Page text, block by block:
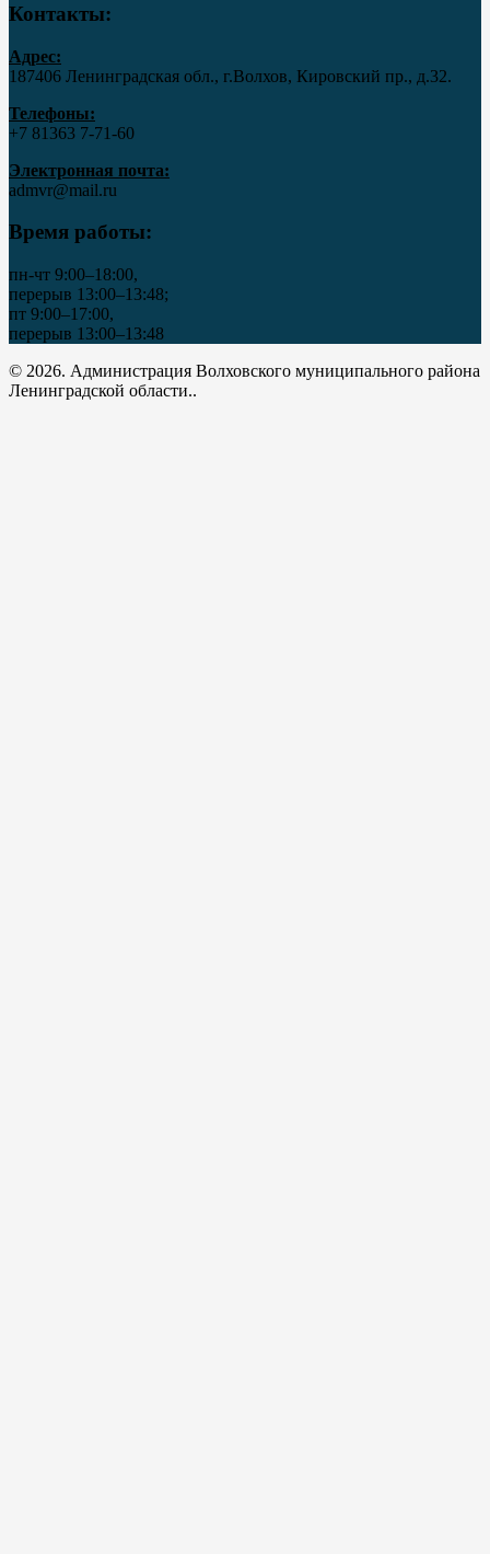
Контакты:
Адрес:
187406 Ленинградская обл., г.Волхов, Кировский пр., д.32.
Телефоны:
+7 81363 7‑71-60
Электронная почта:
admvr@mail.ru
Время работы:
пн-чт 9:00–18:00,
перерыв 13:00–13:48;
пт 9:00–17:00,
перерыв 13:00–13:48
© 2026. Администрация Волховского муниципального района
Ленинградской области..